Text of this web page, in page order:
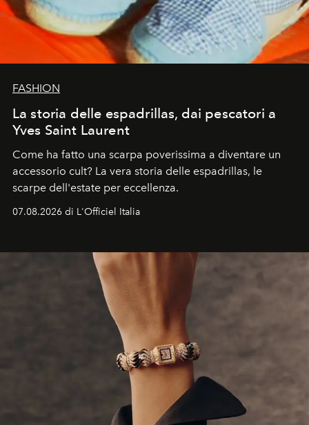
FASHION
La storia delle espadrillas, dai pescatori a
Yves Saint Laurent
Come ha fatto una scarpa poverissima a diventare un
accessorio cult? La vera storia delle espadrillas, le
scarpe dell'estate per eccellenza.
07.08.2026 di L'Officiel Italia